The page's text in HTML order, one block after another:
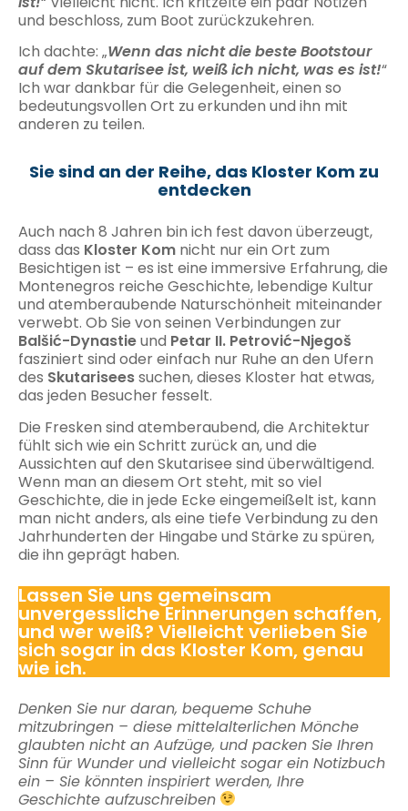
und beschloss, zum Boot zurückzukehren.
Ich dachte: „Wenn das nicht die beste Bootstour
auf dem Skutarisee ist, weiß ich nicht, was es ist!“
Ich war dankbar für die Gelegenheit, einen so
bedeutungsvollen Ort zu erkunden und ihn mit
anderen zu teilen.
Sie sind an der Reihe, das Kloster Kom zu
entdecken
Auch nach 8 Jahren bin ich fest davon überzeugt,
dass das Kloster Kom nicht nur ein Ort zum
Besichtigen ist – es ist eine immersive Erfahrung, die
Montenegros reiche Geschichte, lebendige Kultur
und atemberaubende Naturschönheit miteinander
verwebt. Ob Sie von seinen Verbindungen zur
Balšić-Dynastieund Petar II. Petrović-Njegoš
fasziniert sind oder einfach nur Ruhe an den Ufern
des Skutariseessuchen, dieses Kloster hat etwas,
das jeden Besucher fesselt.
Die Fresken sind atemberaubend, die Architektur
fühlt sich wie ein Schritt zurück an, und die
Aussichten auf den Skutarisee sind überwältigend.
Wenn man an diesem Ort steht, mit so viel
Geschichte, die in jede Ecke eingemeißelt ist, kann
man nicht anders, als eine tiefe Verbindung zu den
Jahrhunderten der Hingabe und Stärke zu spüren,
die ihn geprägt haben.
Lassen Sie uns gemeinsam
unvergessliche Erinnerungen schaffen,
und wer weiß? Vielleicht verlieben Sie
sich sogar in das Kloster Kom, genau
wie ich.
Denken Sie nur daran, bequeme Schuhe
mitzubringen – diese mittelalterlichen Mönche
glaubten nicht an Aufzüge, und packen Sie Ihren
Sinn für Wunder und vielleicht sogar ein Notizbuch
ein – Sie könnten inspiriert werden, Ihre
Geschichte aufzuschreiben